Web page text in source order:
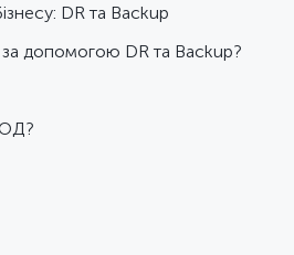
DR та Backup
за допомогою DR та Backup?